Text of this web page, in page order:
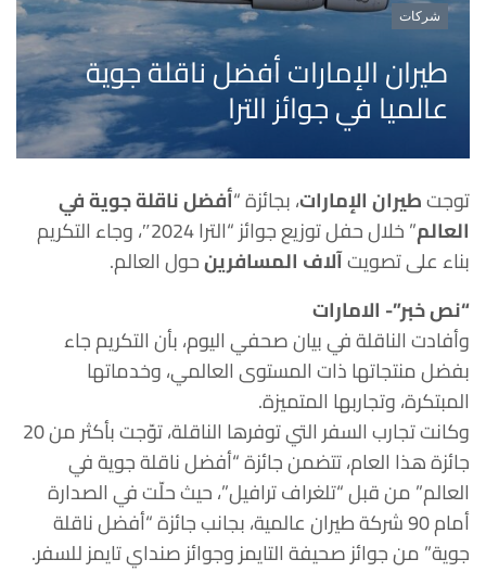
شركات
طيران الإمارات أفضل ناقلة جوية
عالميا في جوائز الترا
توجتطيران الإمارات، بجائزة “أفضل ناقلة جوية في
العالم
” خلال حفل توزيع جوائز “الترا 2024″، وجاء التكريم
بناء على تصويتآلاف المسافرينحول العالم.
“نص خبر”- الامارات
وأفادت الناقلة في بيان صحفي اليوم، بأن التكريم جاء
بفضل منتجاتها ذات المستوى العالمي، وخدماتها
المبتكرة، وتجاربها المتميزة.
وكانت تجارب السفر التي توفرها الناقلة، توّجت بأكثر من 20
جائزة هذا العام، تتضمن جائزة “أفضل ناقلة جوية في
العالم” من قبل “تلغراف ترافيل”، حيث حلّت في الصدارة
أمام 90 شركة طيران عالمية، بجانب جائزة “أفضل ناقلة
جوية” من جوائز صحيفة التايمز وجوائز صنداي تايمز للسفر.